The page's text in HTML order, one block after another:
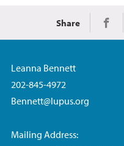
Share
Leanna Bennett
202-845-4972
Bennett@lupus.org
Mailing Address: